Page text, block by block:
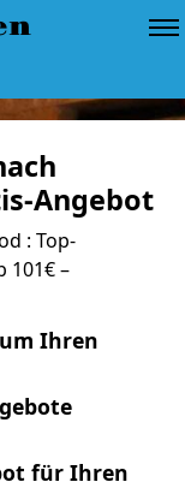
Angebot
: Top-
101€ –
Ihren
für Ihren